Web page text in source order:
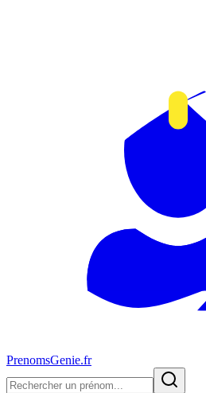
PrenomsGenie.fr